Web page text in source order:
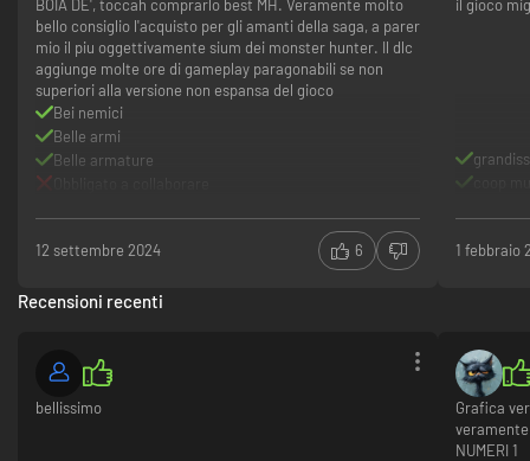
La fionda è uno strumento indispensabile per ogni cacciatore. Essa potrà
BOIA DE', toccah comprarlo best MH. Veramente molto
bello consiglio l'acquisto per gli amanti della saga, a parer
mio il piu oggettivamente sium dei monster hunter. Il dlc
aggiunge molte ore di gameplay paragonabili se non
superiori alla versione non espansa del gioco
Bei nemici
Belle armi
Belle armature
12 settembre 2024 6
il gioco
1 febbraio
Recensioni recenti
bellissimo
Grafica
veramente
NUMERI 1